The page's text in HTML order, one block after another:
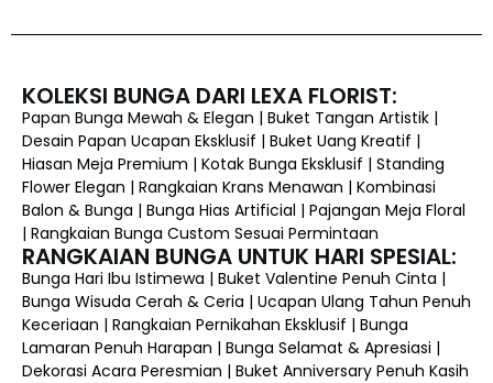
KOLEKSI BUNGA DARI LEXA FLORIST:
Papan Bunga Mewah & Elegan | Buket Tangan Artistik |
Desain Papan Ucapan Eksklusif | Buket Uang Kreatif |
Hiasan Meja Premium | Kotak Bunga Eksklusif | Standing
Flower Elegan | Rangkaian Krans Menawan | Kombinasi
Balon & Bunga | Bunga Hias Artificial | Pajangan Meja Floral
| Rangkaian Bunga Custom Sesuai Permintaan
RANGKAIAN BUNGA UNTUK HARI SPESIAL:
Bunga Hari Ibu Istimewa | Buket Valentine Penuh Cinta |
Bunga Wisuda Cerah & Ceria | Ucapan Ulang Tahun Penuh
Keceriaan | Rangkaian Pernikahan Eksklusif | Bunga
Lamaran Penuh Harapan | Bunga Selamat & Apresiasi |
Dekorasi Acara Peresmian | Buket Anniversary Penuh Kasih